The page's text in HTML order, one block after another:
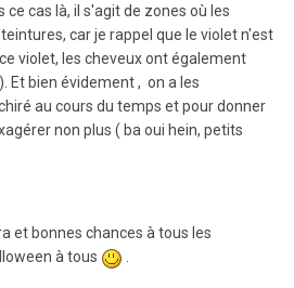
cas là, il s'agit de zones où les
car je rappel que le violet n'est
violet, les cheveux ont également
Et bien évidement , on a les
au cours du temps et pour donner
non plus ( ba oui hein, petits
et bonnes chances à tous les
à tous
.